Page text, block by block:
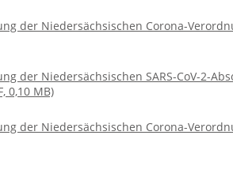
der Niedersächsischen Corona-
der Niedersächsischen SARS-CoV-2-
0,10 MB)
der Niedersächsischen Corona-